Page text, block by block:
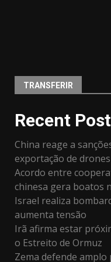
TRANSFERIR
Recent
China reage a
exportação de drones
Acordo entre
chinesa gera boatos
Israel realiza
aumenta tensão
Irã afirma estar
o Estreito de Ormuz
Zema defende